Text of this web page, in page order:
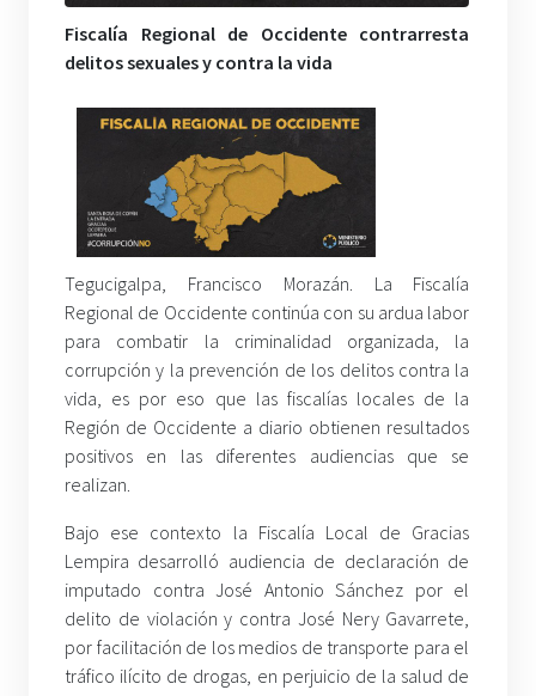
Fiscalía Regional de Occidente contrarresta
delitos sexuales y contra la vida
Tegucigalpa, Francisco Morazán. La Fiscalía
Regional de Occidente continúa con su ardua labor
para combatir la criminalidad organizada, la
corrupción y la prevención de los delitos contra la
vida, es por eso que las fiscalías locales de la
Región de Occidente a diario obtienen resultados
positivos en las diferentes audiencias que se
realizan.
Bajo ese contexto la Fiscalía Local de Gracias
Lempira desarrolló audiencia de declaración de
imputado contra José Antonio Sánchez por el
delito de violación y contra José Nery Gavarrete,
por facilitación de los medios de transporte para el
tráfico ilícito de drogas, en perjuicio de la salud de